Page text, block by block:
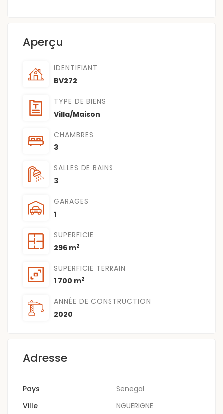
Aperçu
IDENTIFIANT
BV272
TYPE DE BIENS
Villa/Maison
CHAMBRES
3
SALLES DE BAINS
3
GARAGES
1
SUPERFICIE
296 m2
SUPERFICIE TERRAIN
1 700 m2
ANNÉE DE CONSTRUCTION
2020
Adresse
Pays
Senegal
Ville
NGUERIGNE